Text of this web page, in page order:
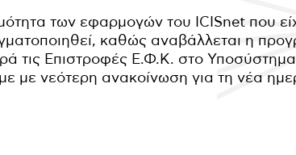
των εφαρμογών του ICISnet που
καθώς αναβάλλεται η
τις Επιστροφές Ε.Φ.Κ. στο
νεότερη ανακοίνωση για τη νέα